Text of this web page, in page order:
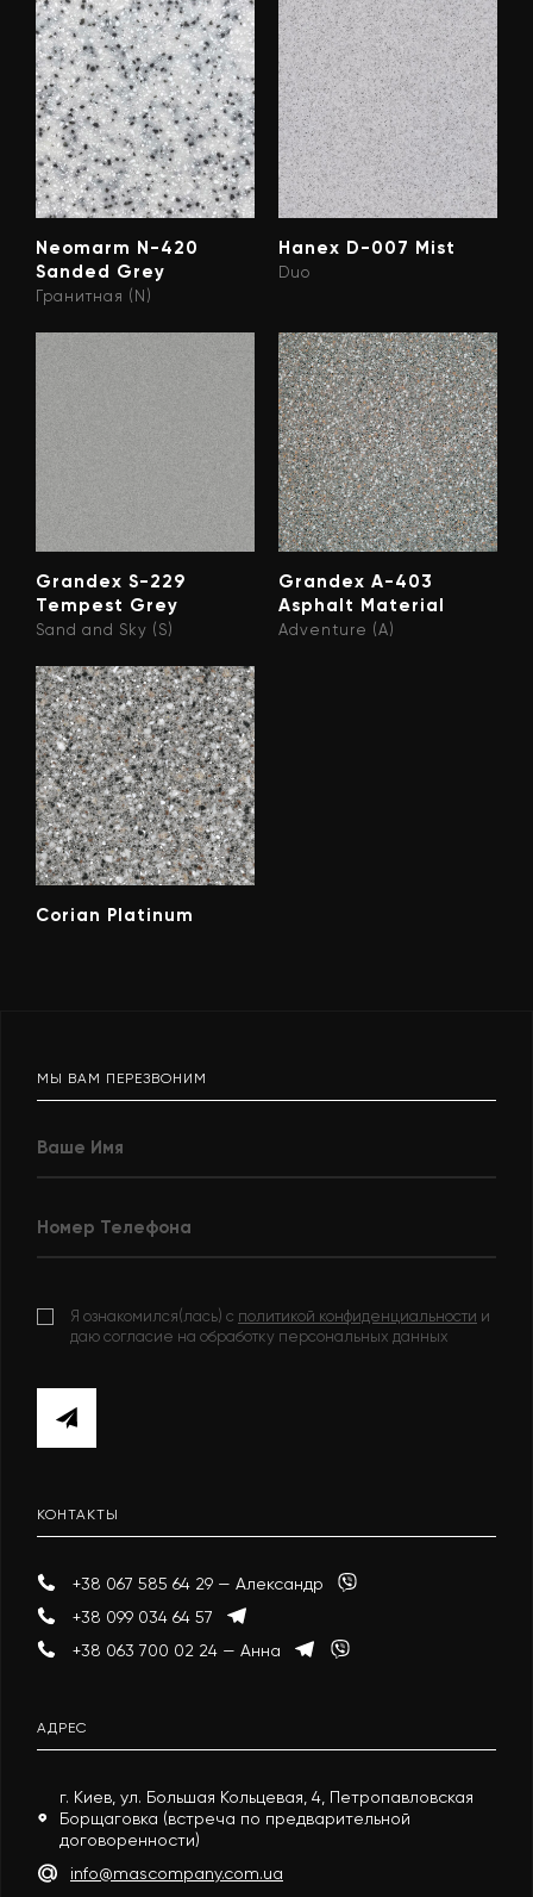
Neomarm N-420
Sanded Grey
Гранитная (N)
Hanex D-007 Mist
Duo
Grandex S-229
Tempest Grey
Sand and Sky (S)
Grandex A-403
Asphalt Material
Adventure (A)
Corian Platinum
МЫ ВАМ ПЕРЕЗВОНИМ
Я ознакомился(лась) с политикой конфиденциальности и
даю согласие на обработку персональных данных
КОНТАКТЫ
+38 067 585 64 29 — Александр
+38 099 034 64 57
+38 063 700 02 24 — Анна
АДРЕС
г. Киев, ул. Большая Кольцевая, 4, Петропавловская
Борщаговка (встреча по предварительной
договоренности)
info@mascompany.com.ua